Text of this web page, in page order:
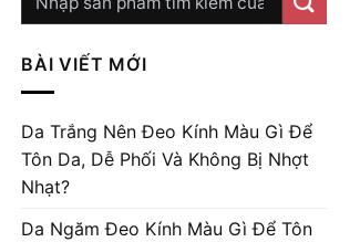
BÀI VIẾT MỚI
Da Trắng Nên Đeo Kính Màu Gì Để
Tôn Da, Dễ Phối Và Không Bị Nhợt
Nhạt?
Da Ngăm Đeo Kính Màu Gì Để Tôn